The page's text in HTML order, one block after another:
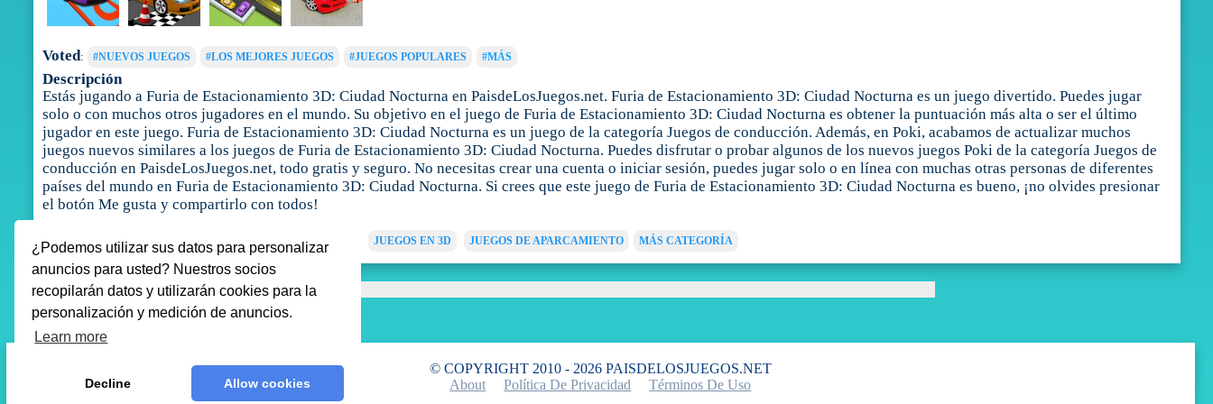
¿Podemos utilizar sus datos para personalizar
anuncios para usted? Nuestros socios
recopilarán datos y utilizarán cookies para la
personalización y medición de anuncios.
Learn more
Decline Allow cookies
Voted: #NUEVOS JUEGOS #LOS MEJORES JUEGOS #JUEGOS POPULARES #MÁS
Descripción
Estás jugando a Furia de Estacionamiento 3D: Ciudad Nocturna en PaisdeLosJuegos.net. Furia de Estacionamiento 3D: Ciudad Nocturna es un juego divertido. Puedes jugar
solo o con muchos otros jugadores en el mundo. Su objetivo en el juego de Furia de Estacionamiento 3D: Ciudad Nocturna es obtener la puntuación más alta o ser el último
jugador en este juego. Furia de Estacionamiento 3D: Ciudad Nocturna es un juego de la categoría Juegos de conducción. Además, en Poki, acabamos de actualizar muchos
juegos nuevos similares a los juegos de Furia de Estacionamiento 3D: Ciudad Nocturna. Puedes disfrutar o probar algunos de los nuevos juegos Poki de la categoría Juegos de
conducción en PaisdeLosJuegos.net, todo gratis y seguro. No necesitas crear una cuenta o iniciar sesión, puedes jugar solo o en línea con muchas otras personas de diferentes
países del mundo en Furia de Estacionamiento 3D: Ciudad Nocturna. Si crees que este juego de Furia de Estacionamiento 3D: Ciudad Nocturna es bueno, ¡no olvides presionar
el botón Me gusta y compartirlo con todos!
Tags JUEGOS DE COCHES JUEGOS DE CONDUCCIÓN JUEGOS EN 3D JUEGOS DE APARCAMIENTO MÁS CATEGORÍA
© COPYRIGHT 2010 - 2026 PAISDELOSJUEGOS.NET
About
Política De Privacidad Términos De Uso